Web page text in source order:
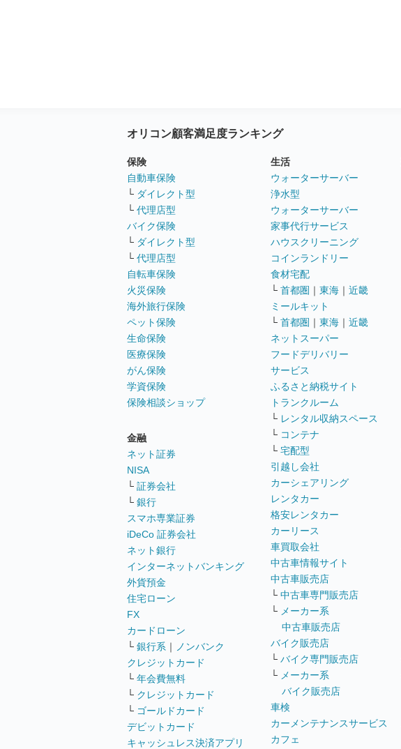
オリコン顧客満足度ランキング
保険
自動車保険
└ ダイレクト型
└ 代理店型
バイク保険
└ ダイレクト型
└ 代理店型
自転車保険
火災保険
海外旅行保険
ペット保険
生命保険
医療保険
がん保険
学資保険
保険相談ショップ
金融
ネット証券
NISA
└ 証券会社
└ 銀行
スマホ専業証券
iDeCo 証券会社
ネット銀行
インターネットバンキング
外貨預金
住宅ローン
FX
カードローン
└ 銀行系 ｜
ノンバンク
クレジットカード
└ 年会費無料
└ クレジットカード
└ ゴールドカード
デビットカード
キャッシュレス決済アプリ
生活
ウォーターサーバー
浄水型
ウォーターサーバー
家事代行サービス
ハウスクリーニング
コインランドリー
食材宅配
└ 首都圏 ｜ 東海 ｜ 近畿
ミールキット
└ 首都圏 ｜ 東海 ｜ 近畿
ネットスーパー
フードデリバリー
サービス
ふるさと納税サイト
トランクルーム
└ レンタル収納スペース
└ コンテナ
└ 宅配型
引越し会社
カーシェアリング
レンタカー
格安レンタカー
カーリース
車買取会社
中古車情報サイト
中古車販売店
└ 中古車専門販売店
└ メーカー系
中古車販売店
バイク販売店
└ バイク専門販売店
└ メーカー系
バイク販売店
車検
カーメンテナンスサービス
カフェ